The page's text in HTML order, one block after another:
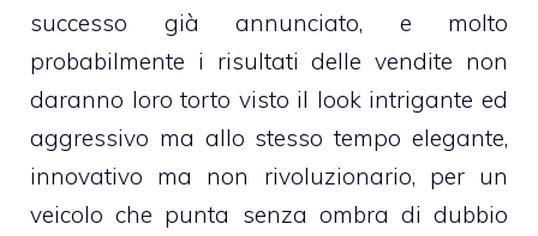
successo già annunciato, e molto
probabilmente i risultati delle vendite non
daranno loro torto visto il look intrigante ed
aggressivo ma allo stesso tempo elegante,
innovativo ma non rivoluzionario, per un
veicolo che punta senza ombra di dubbio